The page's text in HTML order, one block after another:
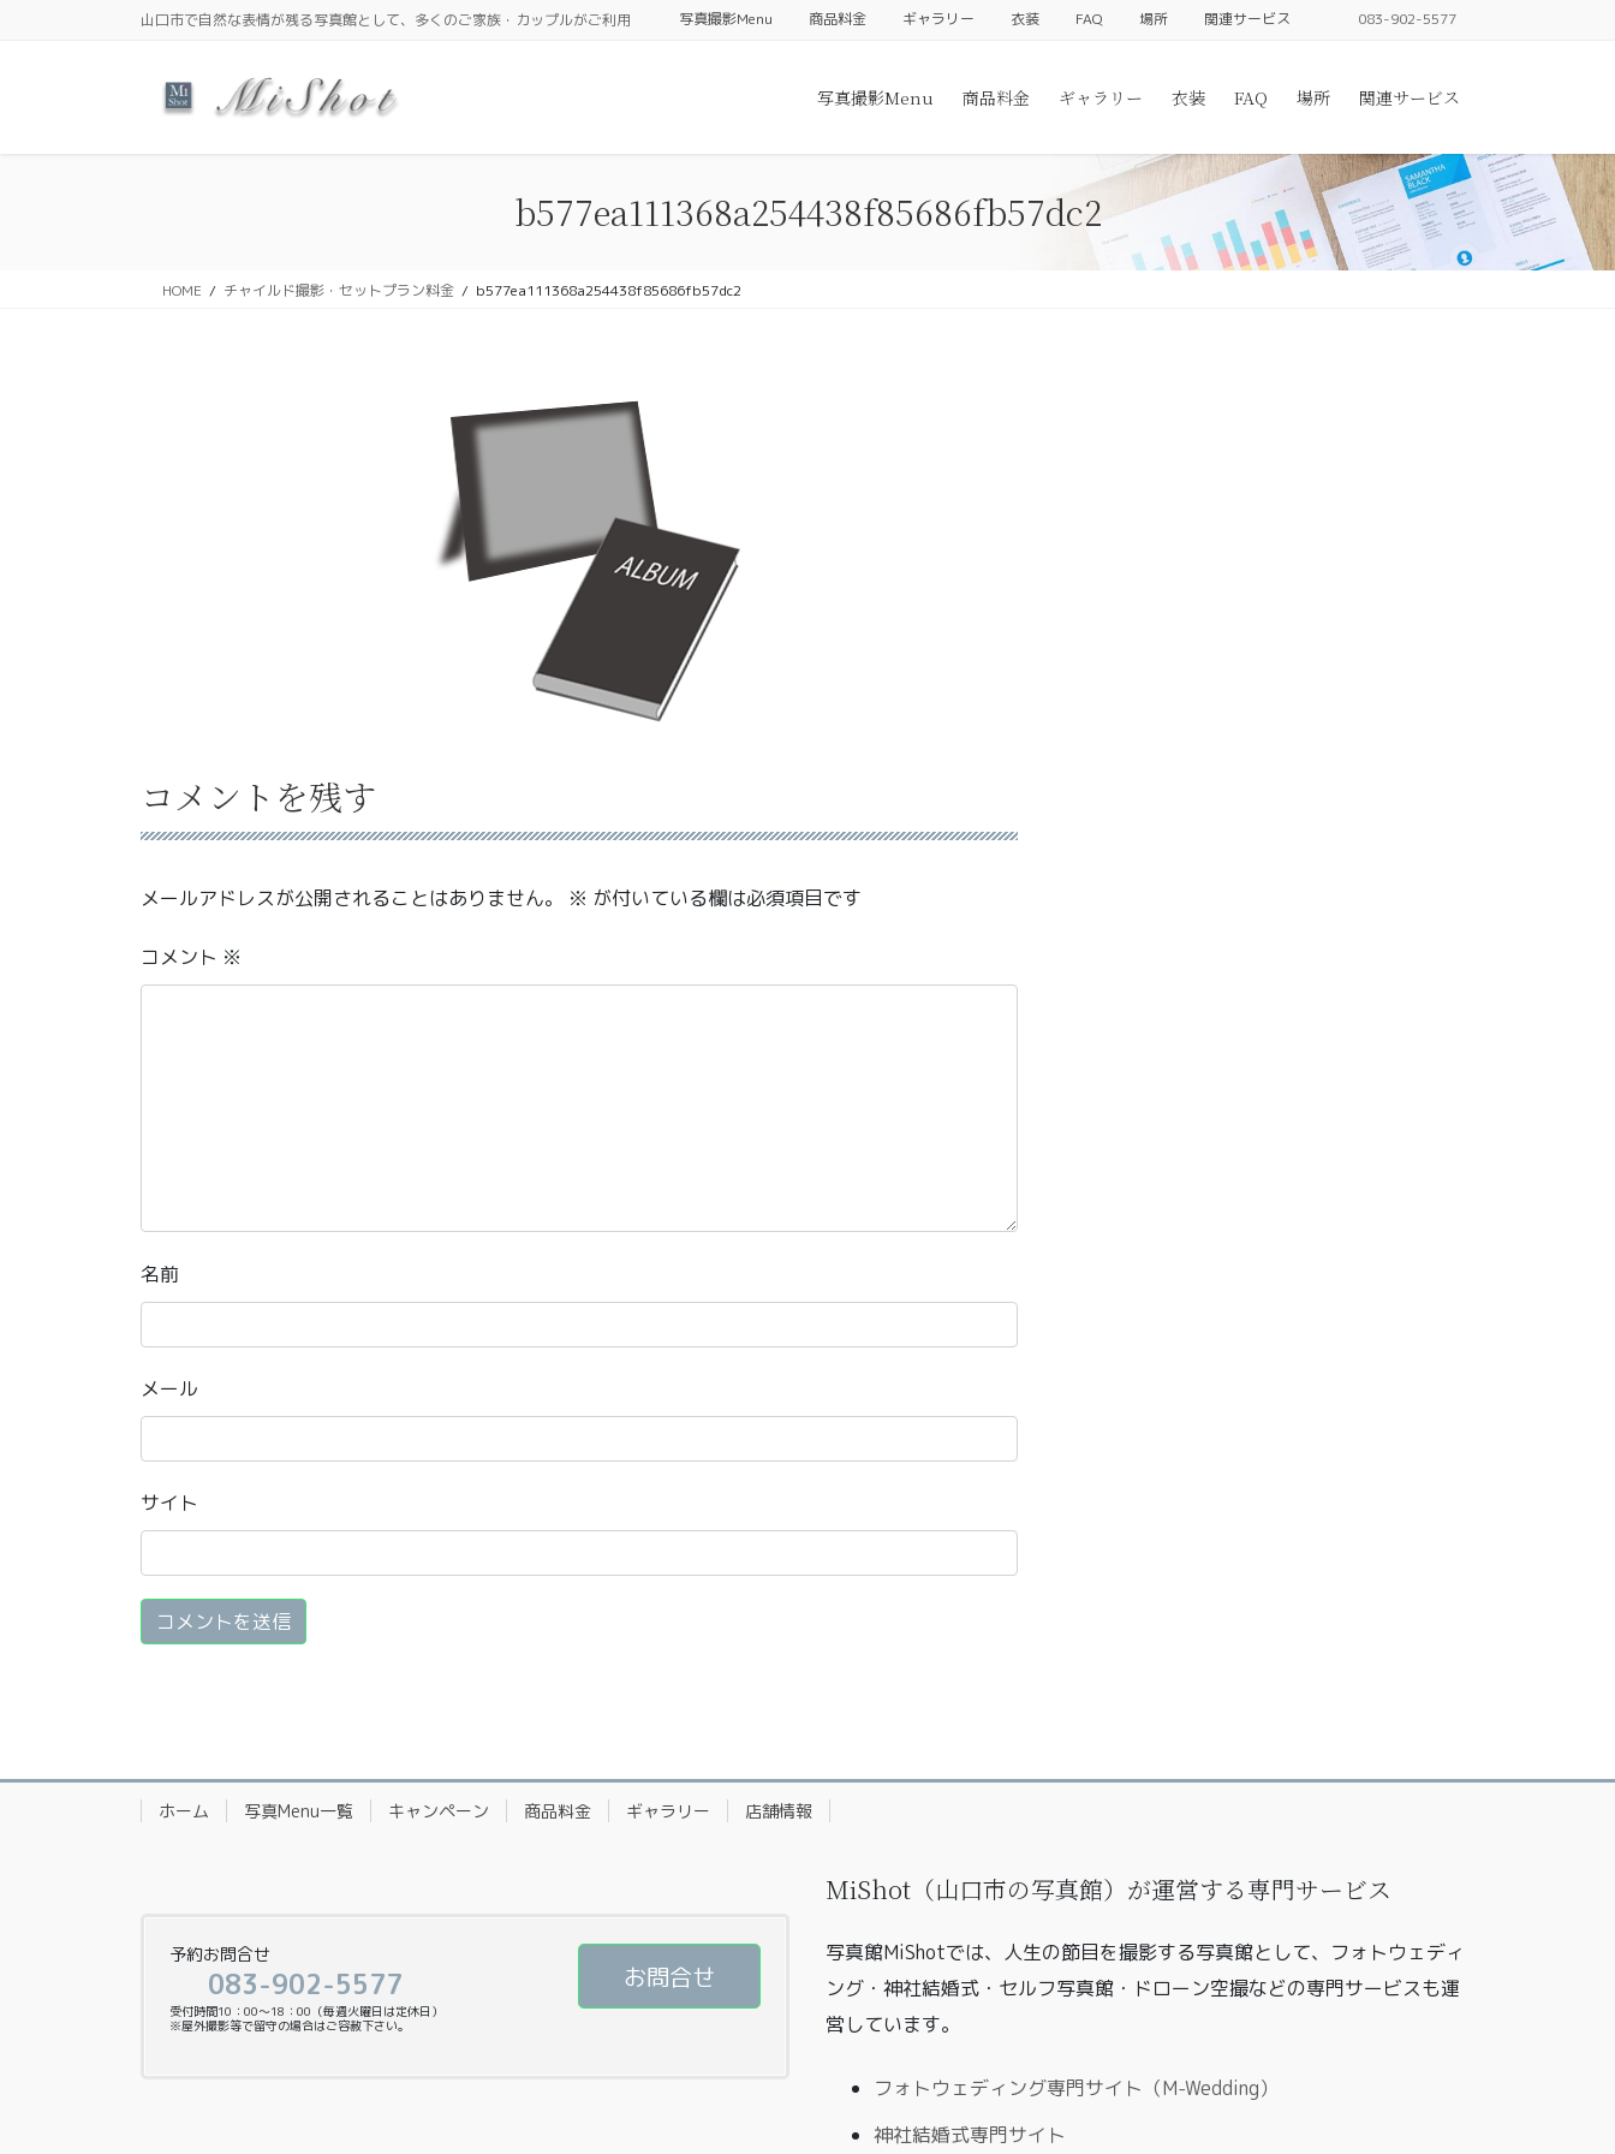
山口市で自然な表情が残る写真館として、多くのご家族・カップルがご利用 写真撮影Menu 商品料金 ギャラリー 衣装 FAQ 場所 関連サービス 083-902-5577
写真撮影Menu 商品料金 ギャラリー 衣装 FAQ 場所 関連サービス
b577ea111368a254438f85686fb57dc2
HOME チャイルド撮影・セットプラン料金 b577ea111368a254438f85686fb57dc2
コメントを残す
メールアドレスが公開されることはありません。 ※ が付いている欄は必須項目です
コメント ※
名前
メール
サイト
ホーム 写真Menu一覧 キャンペーン 商品料金 ギャラリー 店舗情報
予約お問合せ
083-902-5577
受付時間10：00〜18：00（毎週火曜日は定休日）
※屋外撮影等で留守の場合はご容赦下さい。
お問合せ
MiShot（山口市の写真館）が運営する専門サービス
写真館MiShotでは、人生の節目を撮影する写真館として、フォトウェディ
ング・神社結婚式・セルフ写真館・ドローン空撮などの専門サービスも運
営しています。
フォトウェディング専門サイト（M-Wedding）
神社結婚式専門サイト